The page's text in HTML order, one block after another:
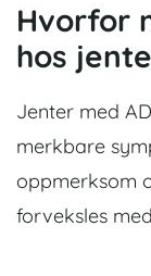
Hvorfor
hos
Jenter med
merkbare
oppmerksom
forveksles